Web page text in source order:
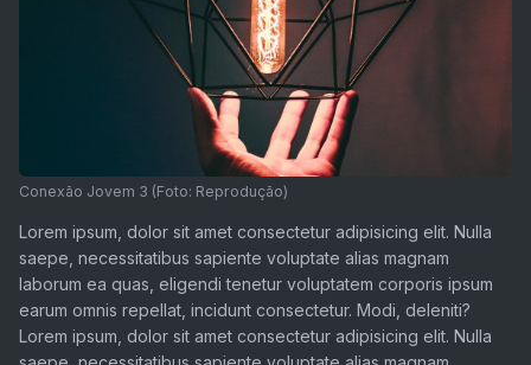
Conexão Jovem 3 (Foto: Reprodução)
Lorem ipsum, dolor sit amet consectetur adipisicing elit. Nulla
saepe, necessitatibus sapiente voluptate alias magnam
laborum ea quas, eligendi tenetur voluptatem corporis ipsum
earum omnis repellat, incidunt consectetur. Modi, deleniti?
Lorem ipsum, dolor sit amet consectetur adipisicing elit. Nulla